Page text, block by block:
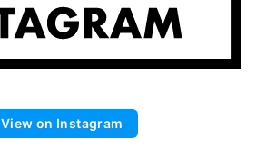
View on Instagram